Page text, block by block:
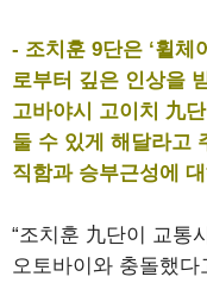
- 조치훈 9단은 ‘휠체
로부터 깊은 인상을
고바야시 고이치 九
둘 수 있게 해달라고
직함과 승부근성에
“조치훈 九단이 교통
오토바이와 충돌했